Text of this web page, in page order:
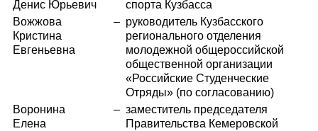
Денис Юрьевич
спорта Кузбасса
Вожжова
Кристина
Евгеньевна
– руководитель Кузбасского
регионального отделения
молодежной общероссийской
общественной организации
«Российские Студенческие
Отряды» (по согласованию)
Воронина
Елена
– заместитель председателя
Правительства Кемеровской